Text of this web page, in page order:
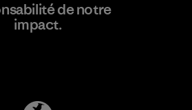
de notre
impact.